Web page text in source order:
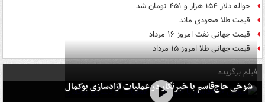
حواله دلار ۱۵۴ هزار و ۴۵۱ تومان شد
قیمت طلا صعودی ماند
قیمت جهانی نفت امروز ۱۶ مرداد
قیمت جهانی طلا امروز ۱۵ مرداد
فیلم برگزیده
شوخی حاج‌قاسم با خبرنگار در عملیات آزادسازی بوکمال